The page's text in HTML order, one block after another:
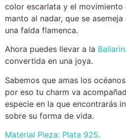
color escarlata y el movimiento
manto al nadar, que se
una falda flamenca.
Ahora puedes llevar a la
convertida en una joya.
Sabemos que amas los
por eso tu charm va
especie en la que encontrarás
sobre su forma de vida.
Material Pieza: Plata 925.